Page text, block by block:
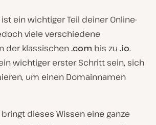
ein wichtiger Teil deiner Online-
viele verschiedene
der klassischen.com bis zu .io.
wichtiger erster Schritt sein, sich
um einen Domainnamen
dieses Wissen eine ganze